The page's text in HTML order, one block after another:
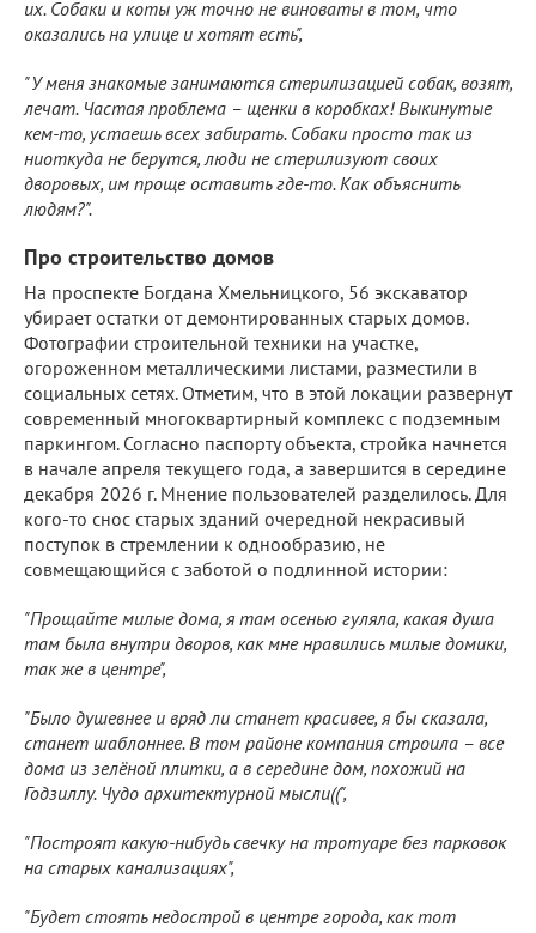
их. Собаки и коты уж точно не виноваты в том, что
оказались на улице и хотят есть",
"У меня знакомые занимаются стерилизацией собак, возят,
лечат. Частая проблема – щенки в коробках! Выкинутые
кем-то, устаешь всех забирать. Собаки просто так из
ниоткуда не берутся, люди не стерилизуют своих
дворовых, им проще оставить где-то. Как объяснить
людям?".
Про строительство домов
На проспекте Богдана Хмельницкого, 56 экскаватор
убирает остатки от демонтированных старых домов.
Фотографии строительной техники на участке,
огороженном металлическими листами, разместили в
социальных сетях. Отметим, что в этой локации развернут
современный многоквартирный комплекс с подземным
паркингом. Согласно паспорту объекта, стройка начнется
в начале апреля текущего года, а завершится в середине
декабря 2026 г. Мнение пользователей разделилось. Для
кого-то снос старых зданий очередной некрасивый
поступок в стремлении к однообразию, не
совмещающийся с заботой о подлинной истории:
"Прощайте милые дома, я там осенью гуляла, какая душа
там была внутри дворов, как мне нравились милые домики,
так же в центре",
"Было душевнее и вряд ли станет красивее, я бы сказала,
станет шаблоннее. В том районе компания строила – все
дома из зелёной плитки, а в середине дом, похожий на
Годзиллу. Чудо архитектурной мысли((",
"Построят какую-нибудь свечку на тротуаре без парковок
на старых канализациях",
"Будет стоять недострой в центре города, как тот